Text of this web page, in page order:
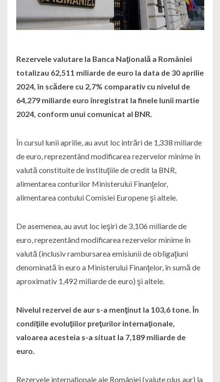
Rezervele valutare la Banca Naţională a României
totalizau 62,511 miliarde de euro la data de 30 aprilie
2024, în scădere cu 2,7% comparativ cu nivelul de
64,279 miliarde euro înregistrat la finele lunii martie
2024, conform unui comunicat al BNR.
În cursul lunii aprilie, au avut loc intrări de 1,338 miliarde
de euro, reprezentând modificarea rezervelor minime în
valută constituite de instituţiile de credit la BNR,
alimentarea conturilor Ministerului Finanţelor,
alimentarea contului Comisiei Europene şi altele.
De asemenea, au avut loc ieşiri de 3,106 miliarde de
euro, reprezentând modificarea rezervelor minime în
valută (inclusiv rambursarea emisiunii de obligaţiuni
denominată în euro a Ministerului Finanţelor, în sumă de
aproximativ 1,492 miliarde de euro) şi altele.
Nivelul rezervei de aur s-a menţinut la 103,6 tone. În
condiţiile evoluţiilor preţurilor internaţionale,
valoarea acesteia s-a situat la 7,189 miliarde de
euro.
Rezervele internaţionale ale României (valute plus aur) la